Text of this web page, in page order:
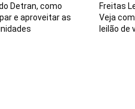
Detran, como
e aproveitar as
Freitas
Veja
leilão de